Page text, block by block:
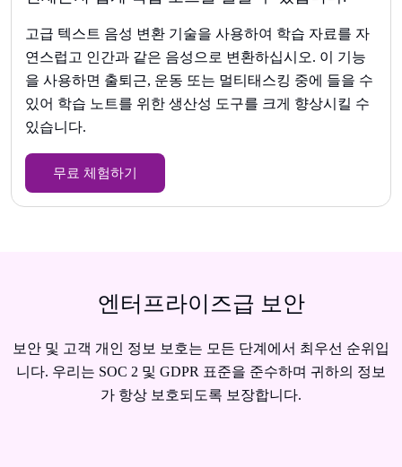
고급 텍스트 음성 변환 기술을 사용하여 학습 자료를 자
연스럽고 인간과 같은 음성으로 변환하십시오. 이 기능
을 사용하면 출퇴근, 운동 또는 멀티태스킹 중에 들을 수
있어 학습 노트를 위한 생산성 도구를 크게 향상시킬 수
있습니다.
무료 체험하기
엔터프라이즈급 보안
보안 및 고객 개인 정보 보호는 모든 단계에서 최우선 순위입
니다. 우리는 SOC 2 및 GDPR 표준을 준수하며 귀하의 정보
가 항상 보호되도록 보장합니다.